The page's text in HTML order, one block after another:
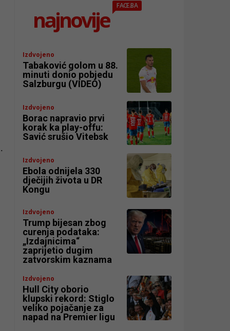
najnovije
FACE.BA
Izdvojeno
Tabaković golom u 88.
minuti donio pobjedu
Salzburgu (VIDEO)
Izdvojeno
Borac napravio prvi
korak ka play-offu:
Savić srušio Vitebsk
Izdvojeno
Ebola odnijela 330
dječijih života u DR
Kongu
Izdvojeno
Trump bijesan zbog
curenja podataka:
„Izdajnicima“
zaprijetio dugim
zatvorskim kaznama
Izdvojeno
Hull City oborio
klupski rekord: Stiglo
veliko pojačanje za
napad na Premier ligu